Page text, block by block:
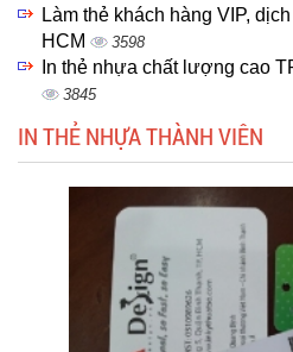
Làm thẻ khách hàng VIP,
HCM
3598
In thẻ nhựa chất lượng cao
3845
IN THẺ NHỰA THÀNH VIÊN